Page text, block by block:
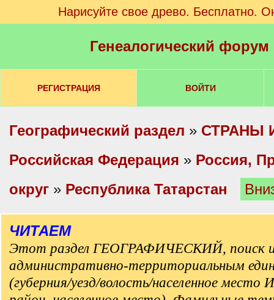
Нарисуйте свое древо. Бесплатно.
Генеалогический
РЕГИСТРАЦИЯ ВОЙТИ
Географический раздел » СТРАНЫ
Российская Федерация » Россия,
округ » Республика Татарстан
ЧИТАЕМ
Этот раздел ГЕОГРАФИЧЕСКИЙ, поиск
административно-территориальным
(губерния/уезд/волость/населенное